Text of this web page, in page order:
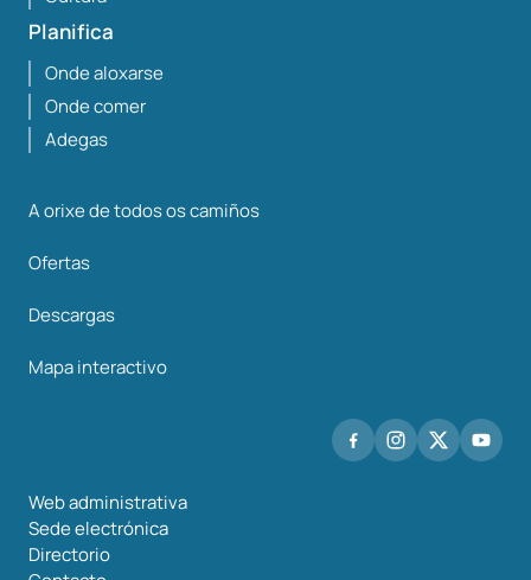
Planifica
Onde aloxarse
Onde comer
Adegas
A orixe de todos os camiños
Ofertas
Descargas
Mapa interactivo
Web administrativa
Sede electrónica
Directorio